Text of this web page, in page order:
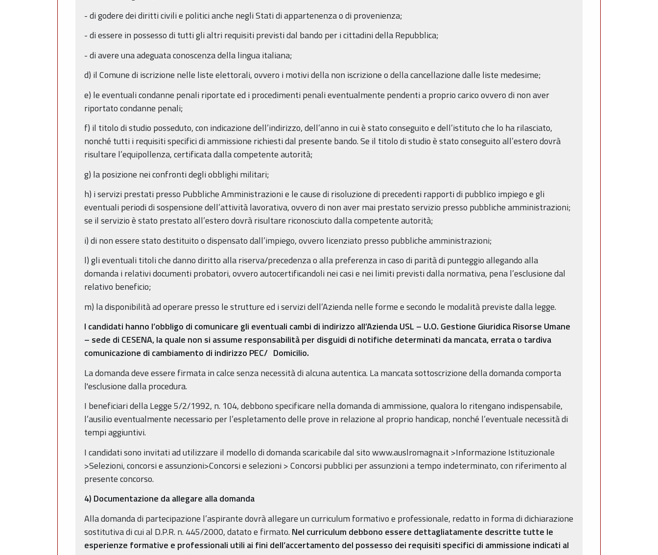
- di godere dei diritti civili e politici anche negli Stati di appartenenza o di provenienza;
- di essere in possesso di tutti gli altri requisiti previsti dal bando per i cittadini della Repubblica;
- di avere una adeguata conoscenza della lingua italiana;
d) il Comune di iscrizione nelle liste elettorali, ovvero i motivi della non iscrizione o della cancellazione dalle liste medesime;
e) le eventuali condanne penali riportate ed i procedimenti penali eventualmente pendenti a proprio carico ovvero di non aver
riportato condanne penali;
f) il titolo di studio posseduto, con indicazione dell’indirizzo, dell’anno in cui è stato conseguito e dell’istituto che lo ha rilasciato,
nonché tutti i requisiti specifici di ammissione richiesti dal presente bando. Se il titolo di studio è stato conseguito all’estero dovrà
risultare l’equipollenza, certificata dalla competente autorità;
g) la posizione nei confronti degli obblighi militari;
h) i servizi prestati presso Pubbliche Amministrazioni e le cause di risoluzione di precedenti rapporti di pubblico impiego e gli
eventuali periodi di sospensione dell’attività lavorativa, ovvero di non aver mai prestato servizio presso pubbliche amministrazioni;
se il servizio è stato prestato all’estero dovrà risultare riconosciuto dalla competente autorità;
i) di non essere stato destituito o dispensato dall’impiego, ovvero licenziato presso pubbliche amministrazioni;
l) gli eventuali titoli che danno diritto alla riserva/precedenza o alla preferenza in caso di parità di punteggio allegando alla
domanda i relativi documenti probatori, ovvero autocertificandoli nei casi e nei limiti previsti dalla normativa, pena l’esclusione dal
relativo beneficio;
m) la disponibilità ad operare presso le strutture ed i servizi dell’Azienda nelle forme e secondo le modalità previste dalla legge.
I candidati hanno l’obbligo di comunicare gli eventuali cambi di indirizzo all’Azienda USL – U.O. Gestione Giuridica Risorse Umane
– sede di CESENA, la quale non si assume responsabilità per disguidi di notifiche determinati da mancata, errata o tardiva
comunicazione di cambiamento di indirizzo PEC/ Domicilio.
La domanda deve essere firmata in calce senza necessità di alcuna autentica. La mancata sottoscrizione della domanda comporta
l'esclusione dalla procedura.
I beneficiari della Legge 5/2/1992, n. 104, debbono specificare nella domanda di ammissione, qualora lo ritengano indispensabile,
l’ausilio eventualmente necessario per l’espletamento delle prove in relazione al proprio handicap, nonché l’eventuale necessità di
tempi aggiuntivi.
I candidati sono invitati ad utilizzare il modello di domanda scaricabile dal sito www.auslromagna.it >Informazione Istituzionale
>Selezioni, concorsi e assunzioni>Concorsi e selezioni > Concorsi pubblici per assunzioni a tempo indeterminato, con riferimento al
presente concorso.
4) Documentazione da allegare alla domanda
Alla domanda di partecipazione l’aspirante dovrà allegare un curriculum formativo e professionale, redatto in forma di dichiarazione
sostitutiva di cui al D.P.R. n. 445/2000, datato e firmato.Nel curriculum debbono essere dettagliatamente descritte tutte le
esperienze formative e professionali utili ai fini dell’accertamento del possesso dei requisiti specifici di ammissione indicati al